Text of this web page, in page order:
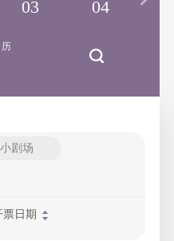
03 04
小剧场
日期